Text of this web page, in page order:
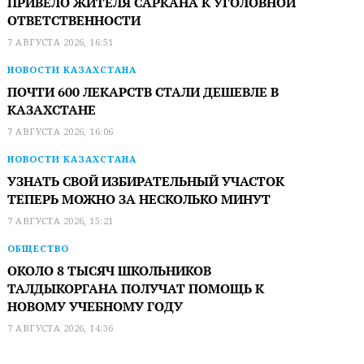
ОТВЕТСТВЕННОСТИ
7 АВГУСТА 2026, 16:51
НОВОСТИ КАЗАХСТАНА
ПОЧТИ 600 ЛЕКАРСТВ СТАЛИ ДЕШЕВЛЕ В
КАЗАХСТАНЕ
7 АВГУСТА 2026, 16:06
НОВОСТИ КАЗАХСТАНА
УЗНАТЬ СВОЙ ИЗБИРАТЕЛЬНЫЙ УЧАСТОК
ТЕПЕРЬ МОЖНО ЗА НЕСКОЛЬКО МИНУТ
7 АВГУСТА 2026, 15:21
ОБЩЕСТВО
ОКОЛО 8 ТЫСЯЧ ШКОЛЬНИКОВ
ТАЛДЫКОРГАНА ПОЛУЧАТ ПОМОЩЬ К
НОВОМУ УЧЕБНОМУ ГОДУ
7 АВГУСТА 2026, 14:36